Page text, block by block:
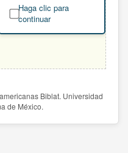
Haga clic para
continuar
Biblat. Universidad
de México.